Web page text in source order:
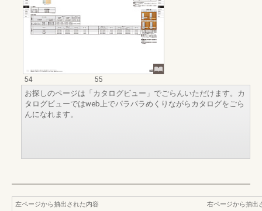
54
55
お探しのページは「カタログビュー」でごらんいただけます。カ
タログビューではweb上でパラパラめくりながらカタログをごら
んになれます。
左ページから抽出された内容
右ページから抽出